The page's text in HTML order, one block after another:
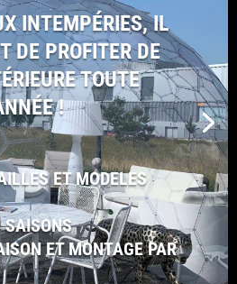
INTEMPÉRIES, IL
DE PROFITER DE
TOUTE
!
ET MODELES
SAISONS
ET MONTAGE PAR